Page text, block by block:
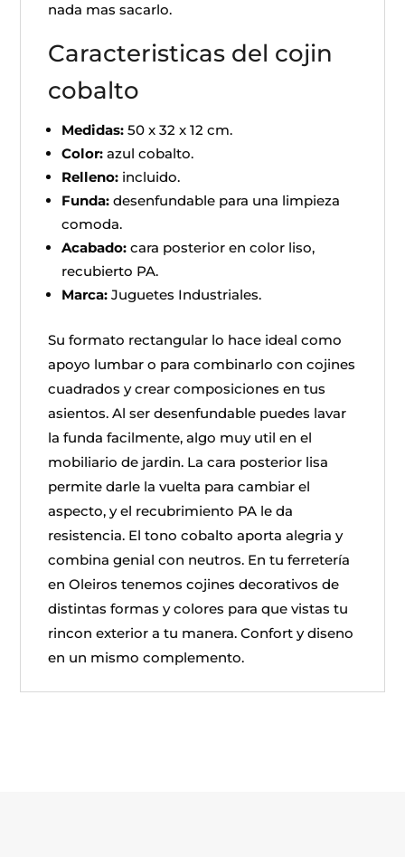
nada mas sacarlo.
Caracteristicas del cojin
cobalto
Medidas: 50 x 32 x 12 cm.
Color: azul cobalto.
Relleno: incluido.
Funda: desenfundable para una limpieza
comoda.
Acabado: cara posterior en color liso,
recubierto PA.
Marca: Juguetes Industriales.
Su formato rectangular lo hace ideal como
apoyo lumbar o para combinarlo con cojines
cuadrados y crear composiciones en tus
asientos. Al ser desenfundable puedes lavar
la funda facilmente, algo muy util en el
mobiliario de jardin. La cara posterior lisa
permite darle la vuelta para cambiar el
aspecto, y el recubrimiento PA le da
resistencia. El tono cobalto aporta alegria y
combina genial con neutros. En tu ferretería
en Oleiros tenemos cojines decorativos de
distintas formas y colores para que vistas tu
rincon exterior a tu manera. Confort y diseno
en un mismo complemento.